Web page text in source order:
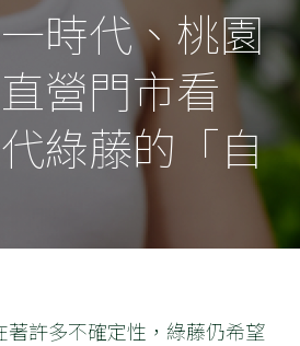
時代、桃園
營門市看
綠藤的「自
許多不確定性，綠藤仍希望